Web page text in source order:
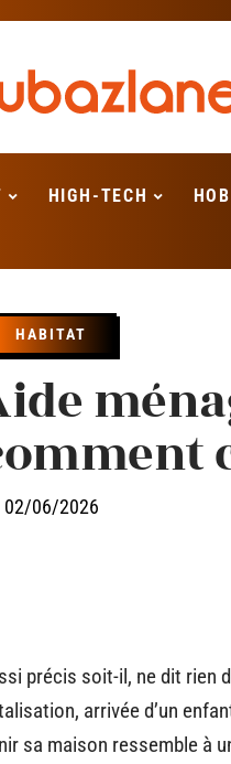
HIGH-TECH
HABITAT
02/06/2026
précis soit-il, ne dit rien
arrivée d’un
sa maison ressemble à